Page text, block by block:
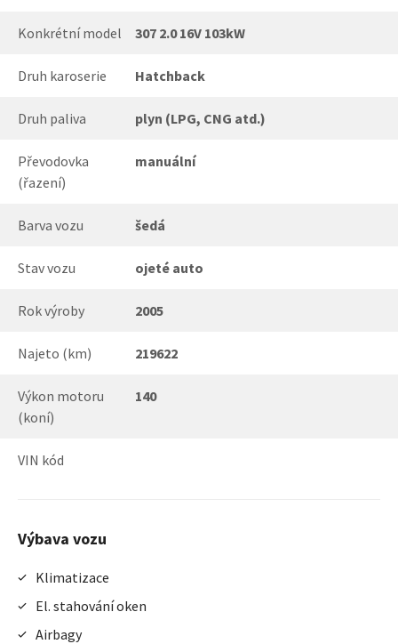
Konkrétní model 307 2.0 16V 103kW
Druh karoserie Hatchback
Druh paliva plyn (LPG, CNG atd.)
Převodovka
(řazení)
manuální
Barva vozu šedá
Stav vozu ojeté auto
Rok výroby 2005
Najeto (km) 219622
Výkon motoru
(koní)
140
VIN kód
Výbava vozu
Klimatizace
El. stahování oken
Airbagy